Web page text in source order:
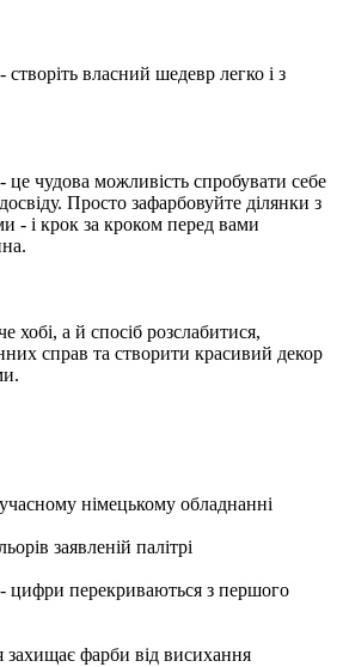
власний шедевр легко і з
чудова можливість спробувати себе
Просто зафарбовуйте ділянки з
- і крок за кроком перед вами
а й спосіб розслабитися,
справ та створити красивий декор
німецькому обладнанні
заявленій палітрі
цифри перекриваються з першого
захищає фарби від висихання